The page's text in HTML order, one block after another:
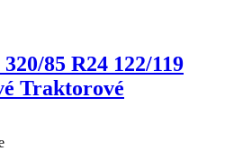
320/85 R24 122/119
Traktorové